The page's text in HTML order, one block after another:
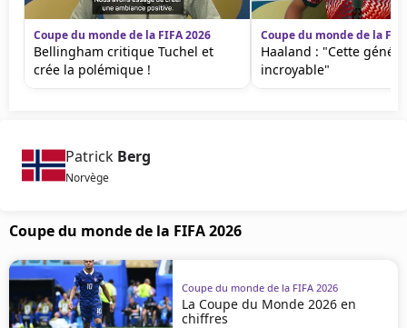
Coupe du monde de la FIFA 2026
Bellingham critique Tuchel et
crée la polémique !
Coupe du monde de la
Haaland : "Cette
incroyable"
Patrick Berg
Norvège
Coupe du monde de la FIFA 2026
Coupe du monde de la FIFA 2026
La Coupe du Monde 2026 en
chiffres